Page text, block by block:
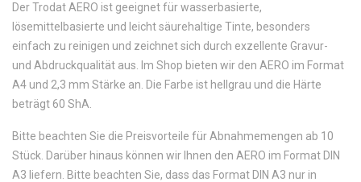
Der Trodat AERO ist geeignet für wasserbasierte,
lösemittelbasierte und leicht säurehaltige Tinte, besonders
einfach zu reinigen und zeichnet sich durch exzellente Gravur-
und Abdruckqualität aus. Im Shop bieten wir den AERO im Format
A4 und 2,3 mm Stärke an. Die Farbe ist hellgrau und die Härte
beträgt 60 ShA.
Bitte beachten Sie die Preisvorteile für Abnahmemengen ab 10
Stück. Darüber hinaus können wir Ihnen den AERO im Format DIN
A3 liefern. Bitte beachten Sie, dass das Format DIN A3 nur in